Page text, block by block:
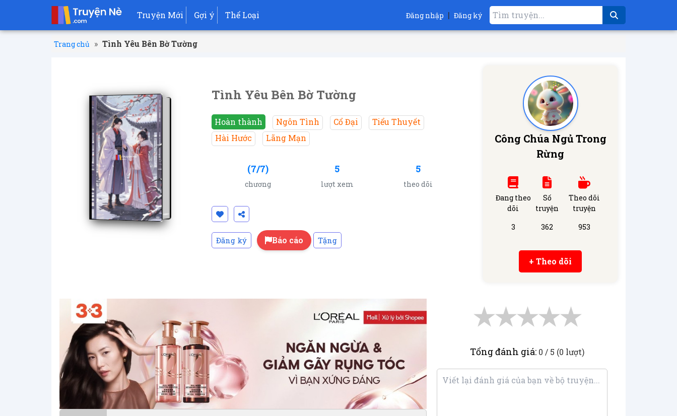
Truyện Mới Gợi ý Thể Loại Đăng nhập | Đăng ký
Trang chủ » Tình Yêu Bên Bờ Tường
Tình Yêu Bên Bờ Tường
Hoàn thành Ngôn Tình Cổ Đại
Tiểu Thuyết
Hài Hước
Lãng Mạn
(7/7)
chương
5
lượt xem
5
theo dõi
Đăng ký Báo cáo Tặng
Công Chúa Ngủ Trong
Rừng
Đang theo
dõi
3
Số
truyện
362
Theo dõi
truyện
953
+ Theo dõi
★
★
★
★
★
Tổng đánh giá: 0 / 5 (0 lượt)